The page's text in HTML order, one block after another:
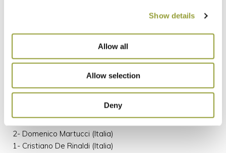
Show details
Allow all
Allow selection
Deny
3- Francesco Pone (Italia)
2- Zemislaw Zudlarek (Polonia)
1- Senal Bulut (Turchia)
3- Marcos Roberto Oliveira da Silva (Brasile)
2- Domenico Martucci (Italia)
1- Cristiano De Rinaldi (Italia)